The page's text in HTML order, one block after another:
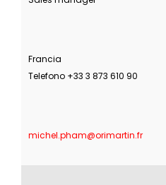
Francia
Telefono +33 3 873 610 90
michel.pham@orimartin.fr